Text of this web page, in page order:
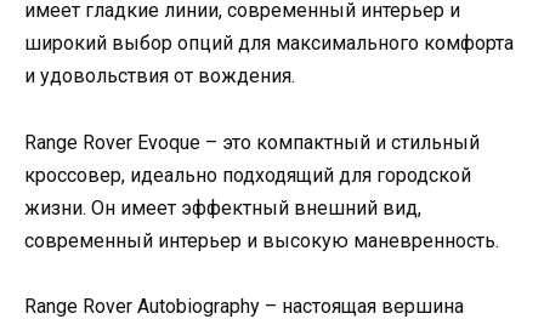
имеет гладкие линии, современный интерьер и
широкий выбор опций для максимального комфорта
и удовольствия от вождения.
Range Rover Evoque – это компактный и стильный
кроссовер, идеально подходящий для городской
жизни. Он имеет эффектный внешний вид,
современный интерьер и высокую маневренность.
Range Rover Autobiography – настоящая вершина